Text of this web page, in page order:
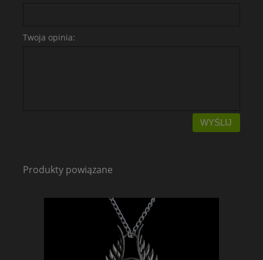
Twoja opinia:
WYŚLIJ
Produkty powiązane